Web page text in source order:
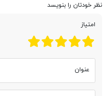
نظر خودتان را بنویسد
امتیاز
عنوان